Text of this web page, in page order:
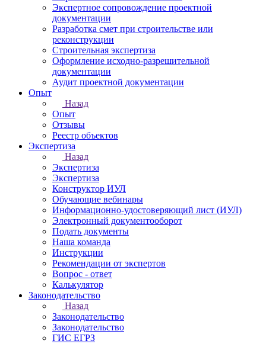
Экспертное сопровождение проектной
документации
Разработка смет при строительстве или
реконструкции
Строительная экспертиза
Оформление исходно-разрешительной
документации
Аудит проектной документации
Опыт
Назад
Опыт
Отзывы
Реестр объектов
Экспертиза
Назад
Экспертиза
Экспертиза
Конструктор ИУЛ
Обучающие вебинары
Информационно-удостоверяющий лист (ИУЛ)
Электронный документооборот
Подать документы
Наша команда
Инструкции
Рекомендации от экспертов
Вопрос - ответ
Калькулятор
Законодательство
Назад
Законодательство
Законодательство
ГИС ЕГРЗ